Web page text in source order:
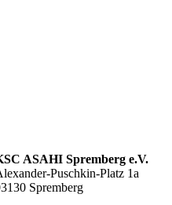
ASAHI Spremberg e.V.
Puschkin-Platz 1a
Spremberg